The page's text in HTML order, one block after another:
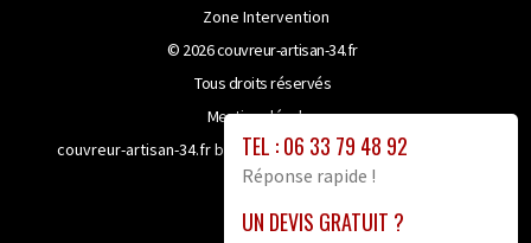
TEL : 06 33 79 48 92
Réponse rapide !
UN DEVIS GRATUIT ?
Zone Intervention
© 2026couvreur-artisan-34.fr
Tous droits réservés
Mentions légales
couvreur-artisan-34.fr bénéficie de la technologie
site proxy